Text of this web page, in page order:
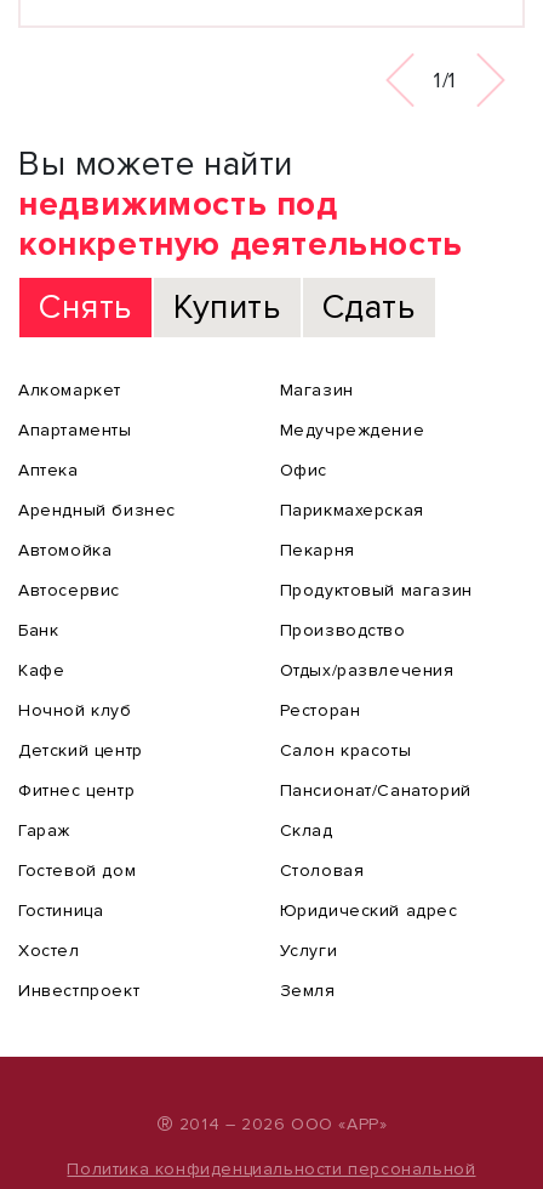
1/1
Вы можете найти
недвижимость под
конкретную деятельность
Снять
Купить Сдать
Алкомаркет
Апартаменты
Аптека
Арендный бизнес
Автомойка
Автосервис
Банк
Кафе
Ночной клуб
Детский центр
Фитнес центр
Гараж
Гостевой дом
Гостиница
Хостел
Инвестпроект
Магазин
Медучреждение
Офис
Парикмахерская
Пекарня
Продуктовый магазин
Производство
Отдых/развлечения
Ресторан
Салон красоты
Пансионат/Санаторий
Склад
Столовая
Юридический адрес
Услуги
Земля
® 2014 – 2026 ООО «АРР»
Политика конфиденциальности персональной